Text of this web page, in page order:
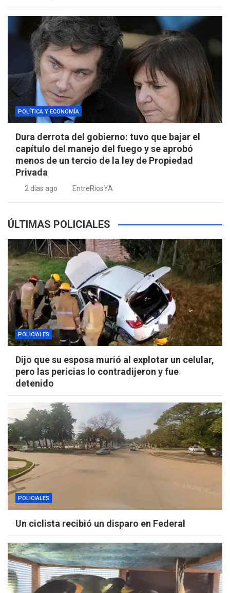
POLÍTICA Y ECONOMÍA
Dura derrota del gobierno: tuvo que bajar el
capítulo del manejo del fuego y se aprobó
menos de un tercio de la ley de Propiedad
Privada
2 días ago EntreRíosYA
ÚLTIMAS POLICIALES
POLICIALES
Dijo que su esposa murió al explotar un celular,
pero las pericias lo contradijeron y fue
detenido
POLICIALES
Un ciclista recibió un disparo en Federal